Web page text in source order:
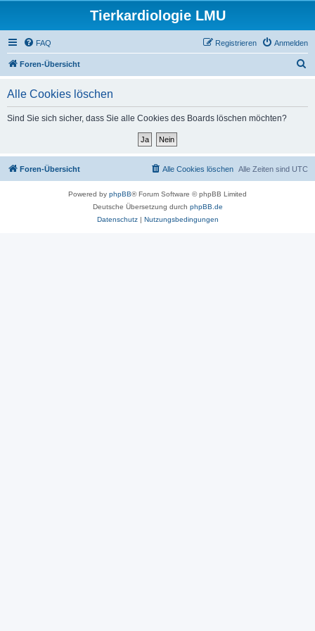
Tierkardiologie LMU
FAQ Anmelden
Registrieren
Foren-Übersicht
Alle Cookies löschen
Sind Sie sich sicher, dass Sie alle Cookies des Boards löschen möchten?
Foren-Übersicht Alle Zeiten sind UTC
Alle Cookies löschen
Powered by phpBB® Forum Software © phpBB Limited
Deutsche Übersetzung durch phpBB.de
Datenschutz| Nutzungsbedingungen